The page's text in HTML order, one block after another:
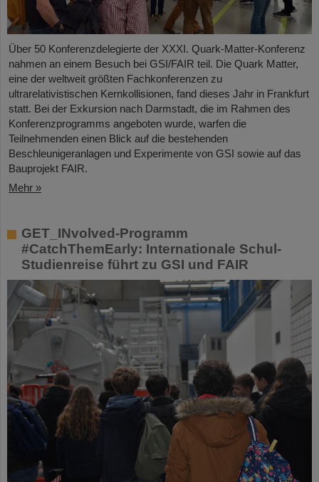
Über 50 Konferenzdelegierte der XXXI. Quark-Matter-Konferenz
nahmen an einem Besuch bei GSI/FAIR teil. Die Quark Matter,
eine der weltweit größten Fachkonferenzen zu
ultrarelativistischen Kernkollisionen, fand dieses Jahr in Frankfurt
statt. Bei der Exkursion nach Darmstadt, die im Rahmen des
Konferenzprogramms angeboten wurde, warfen die
Teilnehmenden einen Blick auf die bestehenden
Beschleunigeranlagen und Experimente von GSI sowie auf das
Bauprojekt FAIR.
Mehr »
GET_INvolved-Programm
#CatchThemEarly: Internationale Schul-
Studienreise führt zu GSI und FAIR